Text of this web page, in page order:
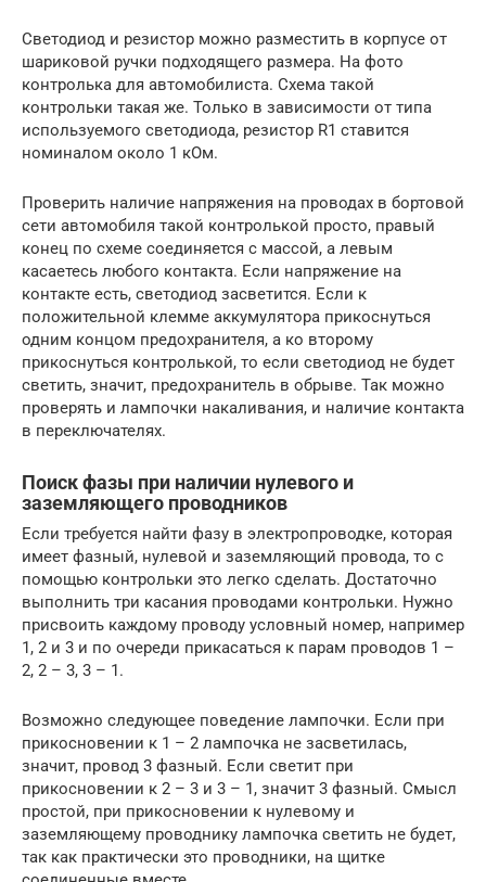
Светодиод и резистор можно разместить в корпусе от
шариковой ручки подходящего размера. На фото
контролька для автомобилиста. Схема такой
контрольки такая же. Только в зависимости от типа
используемого светодиода, резистор R1 ставится
номиналом около 1 кОм.
Проверить наличие напряжения на проводах в бортовой
сети автомобиля такой контролькой просто, правый
конец по схеме соединяется с массой, а левым
касаетесь любого контакта. Если напряжение на
контакте есть, светодиод засветится. Если к
положительной клемме аккумулятора прикоснуться
одним концом предохранителя, а ко второму
прикоснуться контролькой, то если светодиод не будет
светить, значит, предохранитель в обрыве. Так можно
проверять и лампочки накаливания, и наличие контакта
в переключателях.
Поиск фазы при наличии нулевого и
заземляющего проводников
Если требуется найти фазу в электропроводке, которая
имеет фазный, нулевой и заземляющий провода, то с
помощью контрольки это легко сделать. Достаточно
выполнить три касания проводами контрольки. Нужно
присвоить каждому проводу условный номер, например
1, 2 и 3 и по очереди прикасаться к парам проводов 1 –
2, 2 – 3, 3 – 1.
Возможно следующее поведение лампочки. Если при
прикосновении к 1 – 2 лампочка не засветилась,
значит, провод 3 фазный. Если светит при
прикосновении к 2 – 3 и 3 – 1, значит 3 фазный. Смысл
простой, при прикосновении к нулевому и
заземляющему проводнику лампочка светить не будет,
так как практически это проводники, на щитке